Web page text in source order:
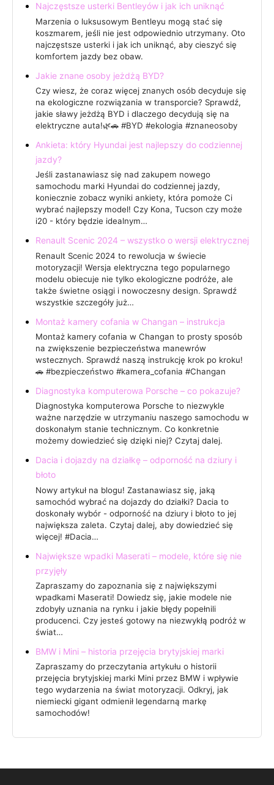
Najczęstsze usterki Bentleyów i jak ich uniknąć
Marzenia o luksusowym Bentleyu mogą stać się
koszmarem, jeśli nie jest odpowiednio utrzymany. Oto
najczęstsze usterki i jak ich uniknąć, aby cieszyć się
komfortem jazdy bez obaw.
Jakie znane osoby jeżdżą BYD?
Czy wiesz, że coraz więcej znanych osób decyduje się
na ekologiczne rozwiązania w transporcie? Sprawdź,
jakie sławy jeżdżą BYD i dlaczego decydują się na
elektryczne auta!🌿🚗 #BYD #ekologia #znaneosoby
Ankieta: który Hyundai jest najlepszy do codziennej
jazdy?
Jeśli zastanawiasz się nad zakupem nowego
samochodu marki Hyundai do codziennej jazdy,
koniecznie zobacz wyniki ankiety, która pomoże Ci
wybrać najlepszy model! Czy Kona, Tucson czy może
i20 - który będzie idealnym…
Renault Scenic 2024 – wszystko o wersji elektrycznej
Renault Scenic 2024 to rewolucja w świecie
motoryzacji! Wersja elektryczna tego popularnego
modelu obiecuje nie tylko ekologiczne podróże, ale
także świetne osiągi i nowoczesny design. Sprawdź
wszystkie szczegóły już…
Montaż kamery cofania w Changan – instrukcja
Montaż kamery cofania w Changan to prosty sposób
na zwiększenie bezpieczeństwa manewrów
wstecznych. Sprawdź naszą instrukcję krok po kroku!
🚗 #bezpieczeństwo #kamera_cofania #Changan
Diagnostyka komputerowa Porsche – co pokazuje?
Diagnostyka komputerowa Porsche to niezwykle
ważne narzędzie w utrzymaniu naszego samochodu w
doskonałym stanie technicznym. Co konkretnie
możemy dowiedzieć się dzięki niej? Czytaj dalej.
Dacia i dojazdy na działkę – odporność na dziury i
błoto
Nowy artykuł na blogu! Zastanawiasz się, jaką
samochód wybrać na dojazdy do działki? Dacia to
doskonały wybór - odporność na dziury i błoto to jej
największa zaleta. Czytaj dalej, aby dowiedzieć się
więcej! #Dacia…
Największe wpadki Maserati – modele, które się nie
przyjęły
Zapraszamy do zapoznania się z największymi
wpadkami Maserati! Dowiedz się, jakie modele nie
zdobyły uznania na rynku i jakie błędy popełnili
producenci. Czy jesteś gotowy na niezwykłą podróż w
świat…
BMW i Mini – historia przejęcia brytyjskiej marki
Zapraszamy do przeczytania artykułu o historii
przejęcia brytyjskiej marki Mini przez BMW i wpływie
tego wydarzenia na świat motoryzacji. Odkryj, jak
niemiecki gigant odmienił legendarną markę
samochodów!